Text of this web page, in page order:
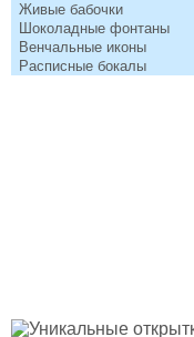
Живые бабочки
Шоколадные фонтаны
Венчальные иконы
Расписные бокалы